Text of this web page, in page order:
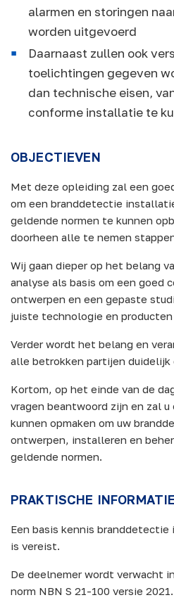
alarmen en storingen
worden uitgevoerd
Daarnaast zullen ook
toelichtingen gegeven
dan technische eisen,
conforme installatie te
OBJECTIEVEN
Met deze opleiding zal een
om een branddetectie
geldende normen te kunnen
doorheen alle te nemen
Wij gaan dieper op het belang
analyse als basis om een goed
ontwerpen en een gepaste
juiste technologie en
Verder wordt het belang en
alle betrokken partijen duidelijk
Kortom, op het einde van de
vragen beantwoord zijn en zal u
kunnen opmaken om uw
ontwerpen, installeren en
geldende normen.
PRAKTISCHE INFORMATIE
Een basis kennis
is vereist.
De deelnemer wordt verwacht
norm NBN S 21-100 versie